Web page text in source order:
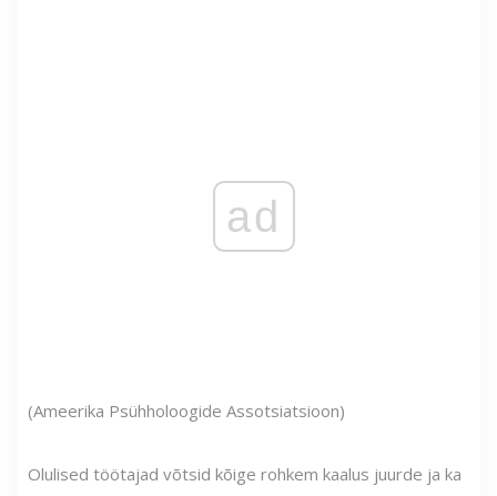
ad
(Ameerika Psühholoogide Assotsiatsioon)
Olulised töötajad võtsid kõige rohkem kaalus juurde ja ka